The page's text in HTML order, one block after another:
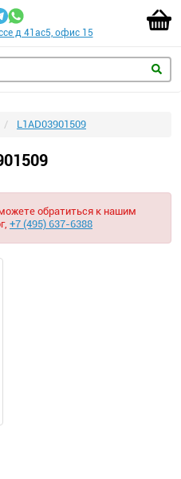
д 41ас5, офис 15
L1AD03901509
обратиться к нашим
+7 (495) 637-6388